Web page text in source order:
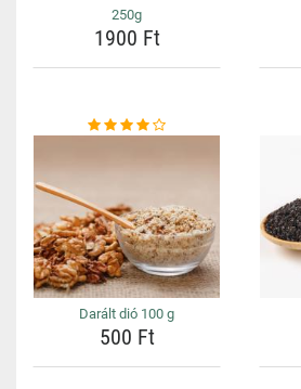
250g
1900 Ft
Darált dió 100 g
500 Ft